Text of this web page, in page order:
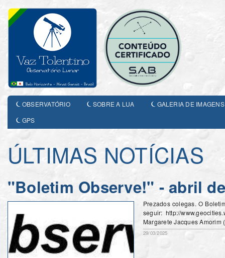
OBSERVATÓRIO SOBRE A LUA
GALERIA DE IMAGENS
GPS
ÚLTIMAS NOTÍCIAS
"Boletim Observe!" - abril
Prezados colegas. O
seguir: http://
Margarete Jacques Amorim
29/03/2025